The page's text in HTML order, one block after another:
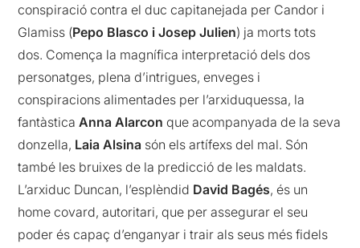
conspiració contra el duc capitanejada per Candor i
Glamiss (Pepo Blasco i Josep Julien) ja morts tots
dos. Comença la magnífica interpretació dels dos
personatges, plena d’intrigues, enveges i
conspiracions alimentades per l’arxiduquessa, la
fantàsticaAnna Alarconque acompanyada de la seva
donzella, Laia Alsina són els artífexs del mal. Són
també les bruixes de la predicció de les maldats.
L’arxiduc Duncan, l’esplèndid David Bagés, és un
home covard, autoritari, que per assegurar el seu
poder és capaç d’enganyar i trair als seus més fidels